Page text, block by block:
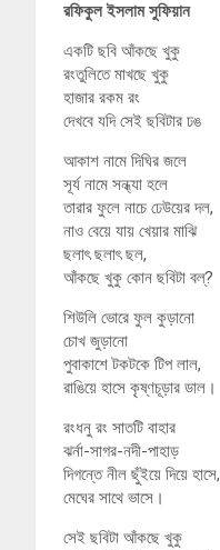
রফিকুল ইসলাম সুফিয়ান
একটি ছবি আঁকছে খুকু
রংতুলিতে মাখছে খুকু
হাজার রকম রং
দেখবে যদি সেই ছবিটার ঢঙ
আকাশ নামে দিঘির জলে
সূর্য নামে সন্ধ্যা হলে
তারার ফুলে নাচে ঢেউয়ের দল,
নাও বেয়ে যায় খেয়ার মাঝি
ছলাৎ ছলাৎ ছল,
আঁকছে খুকু কোন ছবিটা বল্?
শিউলি ভোরে ফুল কুড়ানো
চোখ জুড়ানো
পুবাকাশে টকটকে টিপ লাল,
রাঙিয়ে হাসে কৃষ্ণচূড়ার ডাল।
রংধনু রং সাতটি বাহার
ঝর্না-সাগর-নদী-পাহাড়
দিগন্তে নীল ছুঁইয়ে দিয়ে হাসে,
মেঘের সাথে ভাসে।
সেই ছবিটা আঁকছে খুকু